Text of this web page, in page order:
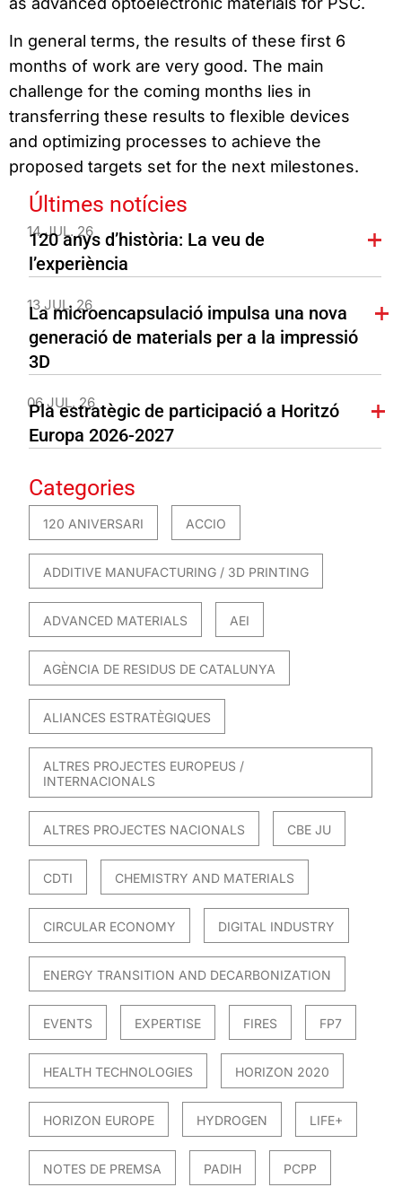
In general terms, the results of these first 6
months of work are very good. The main
challenge for the coming months lies in
transferring these results to flexible devices
and optimizing processes to achieve the
proposed targets set for the next milestones.
Últimes notícies
14 JUL. 26
120 anys d’història: La veu de
l’experiència
13 JUL. 26
La microencapsulació impulsa una nova
generació de materials per a la impressió
3D
06 JUL. 26
Pla estratègic de participació a Horitzó
Europa 2026-2027
Categories
120 ANIVERSARI ACCIO
ADDITIVE MANUFACTURING / 3D PRINTING
ADVANCED MATERIALS AEI
AGÈNCIA DE RESIDUS DE CATALUNYA
ALIANCES ESTRATÈGIQUES
ALTRES PROJECTES EUROPEUS /
INTERNACIONALS
ALTRES PROJECTES NACIONALS CBE JU
CDTI CHEMISTRY AND MATERIALS
CIRCULAR ECONOMY DIGITAL INDUSTRY
ENERGY TRANSITION AND DECARBONIZATION
EVENTS EXPERTISE FIRES FP7
HEALTH TECHNOLOGIES HORIZON 2020
HORIZON EUROPE HYDROGEN LIFE+
NOTES DE PREMSA PADIH PCPP